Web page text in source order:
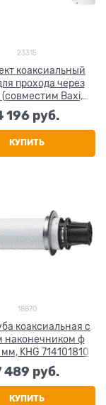
23315
коаксиальный
прохода через
(совместим Baxi,
60/100, 850 мм
196 руб.
КУПИТЬ
18870
коаксиальная с
наконечником ф
KHG 714101810
489 руб.
КУПИТЬ